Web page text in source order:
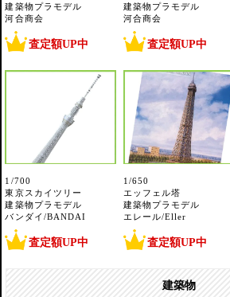
建築物プラモデル
河合商会
査定額UP中
建築物プラモデル
河合商会
査定額UP中
1/700
東京スカイツリー
建築物プラモデル
バンダイ/BANDAI
査定額UP中
1/650
エッフェル塔
建築物プラモデル
エレール/Eller
査定額UP中
建築物